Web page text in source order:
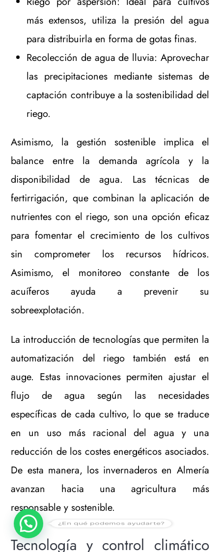
más extensos, utiliza la presión del agua
para distribuirla en forma de gotas finas.
Recolección de agua de lluvia: Aprovechar
las precipitaciones mediante sistemas de
captación contribuye a la sostenibilidad del
riego.
Asimismo, la gestión sostenible implica el
balance entre la demanda agrícola y la
disponibilidad de agua. Las técnicas de
fertirrigación, que combinan la aplicación de
nutrientes con el riego, son una opción eficaz
para fomentar el crecimiento de los cultivos
sin comprometer los recursos hídricos.
Asimismo, el monitoreo constante de los
acuíferos ayuda a prevenir su
sobreexplotación.
La introducción de tecnologías que permiten la
automatización del riego también está en
auge. Estas innovaciones permiten ajustar el
flujo de agua según las necesidades
específicas de cada cultivo, lo que se traduce
en un uso más racional del agua y una
reducción de los costes energéticos asociados.
De esta manera, los invernaderos en Almería
avanzan hacia una agricultura más
responsable y sostenible.
Tecnología y control climático
¿En qué podemos ayudarte?